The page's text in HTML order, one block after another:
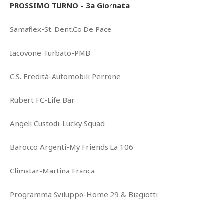
PROSSIMO TURNO – 3a Giornata
Samaflex-St. Dent.Co De Pace
Iacovone Turbato-PMB
C.S. Eredità-Automobili Perrone
Rubert FC-Life Bar
Angeli Custodi-Lucky Squad
Barocco Argenti-My Friends La 106
Climatar-Martina Franca
Programma Sviluppo-Home 29 & Biagiotti